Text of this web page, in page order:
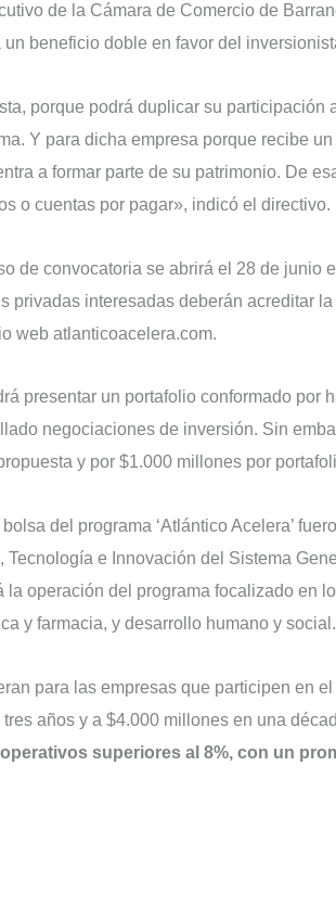
de la Cámara de Comercio de
beneficio doble en favor del
porque podrá duplicar su participación
Y para dicha empresa porque recibe
a formar parte de su patrimonio. De
o cuentas por pagar», indicó el directivo.
de convocatoria se abrirá el 28 de junio
privadas interesadas deberán acreditar
web atlanticoacelera.com.
presentar un portafolio conformado por
negociaciones de inversión. Sin
y por $1.000 millones por
del programa ‘Atlántico Acelera’
e Innovación del Sistema
operación del programa focalizado en
y farmacia, y desarrollo humano y social.
para las empresas que participen en
años y a $4.000 millones en una
superiores al 8%, con un